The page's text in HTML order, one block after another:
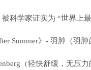
被科学家证实为 “世界
Summer》- 羽肿（羽
（轻快舒缓，无压力